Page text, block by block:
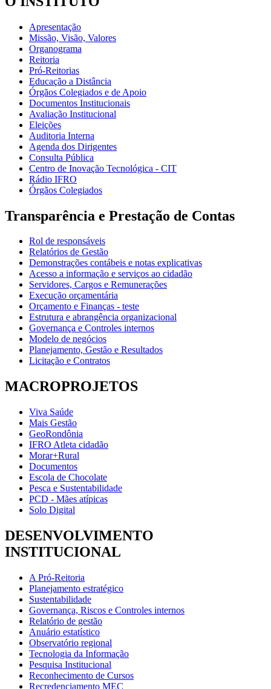
Apresentação
Missão, Visão, Valores
Organograma
Reitoria
Pró-Reitorias
Educação a Distância
Órgãos Colegiados e de Apoio
Documentos Institucionais
Avaliação Institucional
Eleições
Auditoria Interna
Agenda dos Dirigentes
Consulta Pública
Centro de Inovação Tecnológica - CIT
Rádio IFRO
Órgãos Colegiados
Transparência e Prestação de Contas
Rol de responsáveis
Relatórios de Gestão
Demonstrações contábeis e notas explicativas
Acesso a informação e serviços ao cidadão
Servidores, Cargos e Remunerações
Execução orçamentária
Orçamento e Finanças - teste
Estrutura e abrangência organizacional
Governança e Controles internos
Modelo de negócios
Planejamento, Gestão e Resultados
Licitação e Contratos
MACROPROJETOS
Viva Saúde
Mais Gestão
GeoRondônia
IFRO Atleta cidadão
Morar+Rural
Documentos
Escola de Chocolate
Pesca e Sustentabilidade
PCD - Mães atípicas
Solo Digital
DESENVOLVIMENTO
INSTITUCIONAL
A Pró-Reitoria
Planejamento estratégico
Sustentabilidade
Governança, Riscos e Controles internos
Relatório de gestão
Anuário estatístico
Observatório regional
Tecnologia da Informação
Pesquisa Institucional
Reconhecimento de Cursos
Recredenciamento MEC